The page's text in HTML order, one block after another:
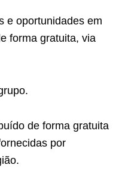
e oportunidades em
forma gratuita, via
de forma gratuita
por